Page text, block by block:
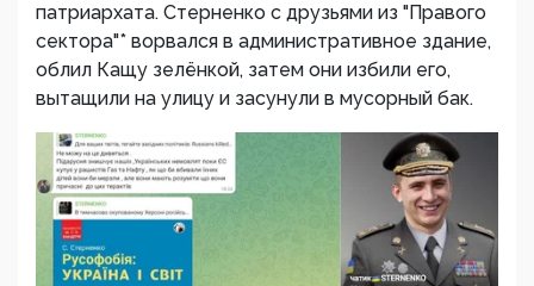
патриархата. Стерненко с друзьями из "Правого
сектора"* ворвался в административное здание,
облил Кащу зелёнкой, затем они избили его,
вытащили на улицу и засунули в мусорный бак.